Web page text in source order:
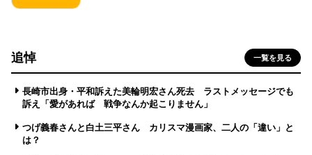
追悼 一覧を見る
長崎市出身・平和訴えた美輪明宏さん死去 ラストメッセージでも
訴え「愛があれば 戦争なんか起こりません」
つげ義春さんと白土三平さん カリスマ漫画家、二人の「違い」と
は？